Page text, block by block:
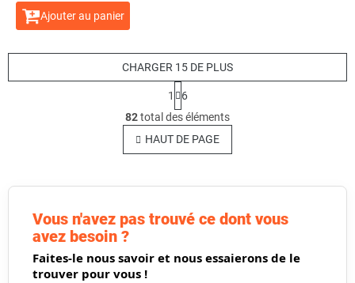
Ajouter au panier
C
o
n
t
ô
e
d
s
CHARGER 15 DE PLUS
a
g
i
n
a
1
6
82total des éléments
HAUT DE PAGE
Vous n'avez pas trouvé ce dont vous
avez besoin ?
Faites-le nous savoir et nous essaierons de le
trouver pour vous !